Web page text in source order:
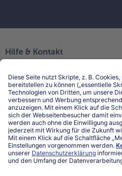
Hilfe & Kontakt
Kontakt
FAQ
Service
Unternehmen